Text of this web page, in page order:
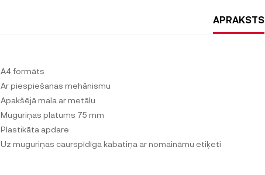
APRAKSTS
A4 formāts
Ar piespiešanas mehānismu
Apakšējā mala ar metālu
Muguriņas platums 75 mm
Plastikāta apdare
Uz muguriņas caurspīdīga kabatiņa ar nomaināmu etiķeti